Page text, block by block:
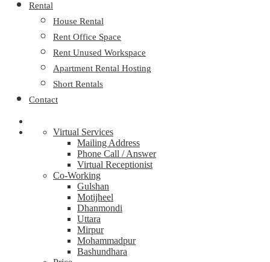
Rental
House Rental
Rent Office Space
Rent Unused Workspace
Apartment Rental Hosting
Short Rentals
Contact
Virtual Services
Mailing Address
Phone Call / Answer
Virtual Receptionist
Co-Working
Gulshan
Motijheel
Dhanmondi
Uttara
Mirpur
Mohammadpur
Bashundhara